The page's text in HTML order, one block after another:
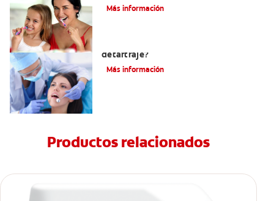
Más información
detartraje?
Más información
Productos relacionados